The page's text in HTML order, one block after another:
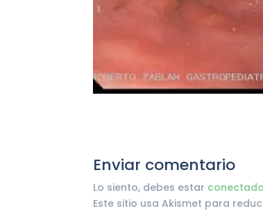
Enviar comentario
Lo siento, debes estar conectado
Este sitio usa Akismet para